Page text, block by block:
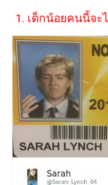
1. เด็กน้อยคนนี้จะ